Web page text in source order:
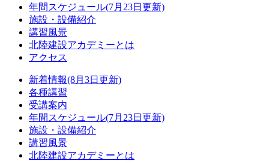
年間スケジュール(7月23日更新)
施設・設備紹介
講習風景
北陸建設アカデミーとは
アクセス
新着情報(8月3日更新)
各種講習
受講案内
年間スケジュール(7月23日更新)
施設・設備紹介
講習風景
北陸建設アカデミーとは